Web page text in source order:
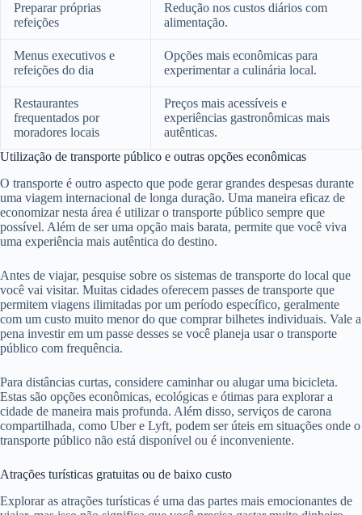
Preparar próprias
refeições
Redução nos custos diários com
alimentação.
Menus executivos e
refeições do dia
Opções mais econômicas para
experimentar a culinária local.
Restaurantes
frequentados por
moradores locais
Preços mais acessíveis e
experiências gastronômicas mais
autênticas.
Utilização de transporte público e outras opções econômicas
O transporte é outro aspecto que pode gerar grandes despesas durante
uma viagem internacional de longa duração. Uma maneira eficaz de
economizar nesta área é utilizar o transporte público sempre que
possível. Além de ser uma opção mais barata, permite que você viva
uma experiência mais autêntica do destino.
Antes de viajar, pesquise sobre os sistemas de transporte do local que
você vai visitar. Muitas cidades oferecem passes de transporte que
permitem viagens ilimitadas por um período específico, geralmente
com um custo muito menor do que comprar bilhetes individuais. Vale a
pena investir em um passe desses se você planeja usar o transporte
público com frequência.
Para distâncias curtas, considere caminhar ou alugar uma bicicleta.
Estas são opções econômicas, ecológicas e ótimas para explorar a
cidade de maneira mais profunda. Além disso, serviços de carona
compartilhada, como Uber e Lyft, podem ser úteis em situações onde o
transporte público não está disponível ou é inconveniente.
Atrações turísticas gratuitas ou de baixo custo
Explorar as atrações turísticas é uma das partes mais emocionantes de